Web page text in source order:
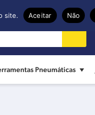
Pneumáticas
site. Aceitar Não